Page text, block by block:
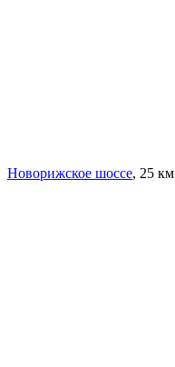
Новорижское шоссе, 25 км